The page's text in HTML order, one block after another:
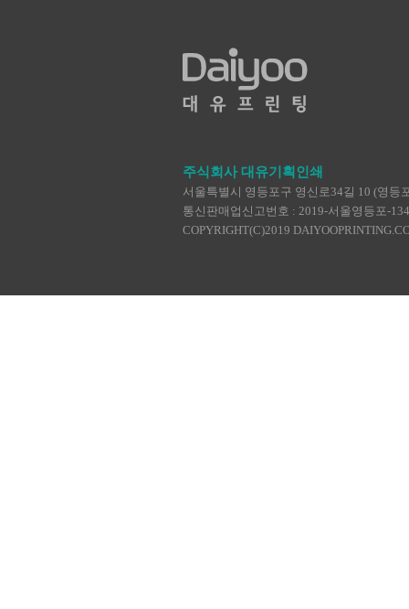
주식회사 대유기획인쇄
서울특별시 영등포구 영신로34길 10 (영등
통신판매업신고번호 : 2019-서울영등포-
COPYRIGHT(C)2019